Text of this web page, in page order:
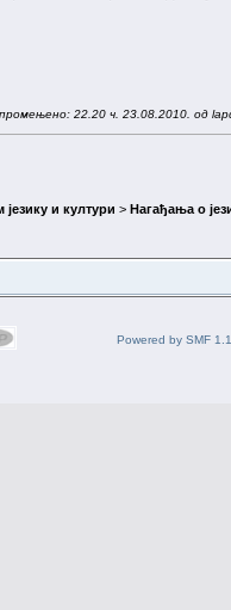
22.20 ч. 23.08.2010. од
и култури > Нагађања о
Powered by SMF